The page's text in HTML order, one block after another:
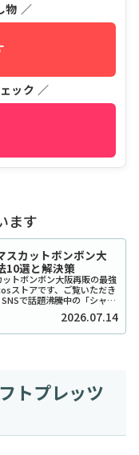
物 ／
ック ／
ます
スカットボンボン大
10選と解決策
ットボンボン大阪再販の最強
ストアです、ご覧いただき
で話題沸騰中の「シャイ
、大阪でも探し回っている方
2026年現在もそ...2026.07.14
トプレッツ